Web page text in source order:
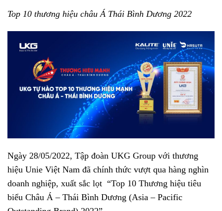
Top 10 thương hiệu châu Á Thái Bình Dương 2022
Ngày 28/05/2022, Tập đoàn UKG Group với thương
hiệu Unie Việt Nam đã chính thức vượt qua hàng nghìn
doanh nghiệp, xuất sắc lọt “Top 10 Thương hiệu tiêu
biểu Châu Á – Thái Bình Dương (Asia – Pacific